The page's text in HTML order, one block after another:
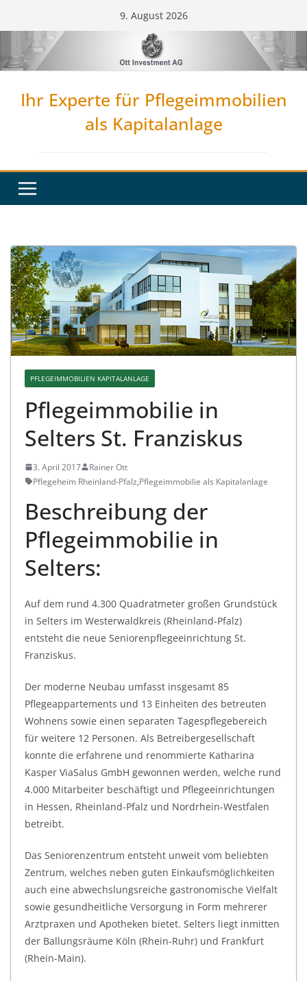
Inhalt
springen
9. August 2026
Ihr Experte für Pflegeimmobilien
als Kapitalanlage
PFLEGEIMMOBILIEN KAPITALANLAGE
Pflegeimmobilie in
Selters St. Franziskus
3. April 2017
Rainer Ott
Pflegeheim Rheinland-Pfalz,Pflegeimmobilie als Kapitalanlage
Beschreibung der
Pflegeimmobilie in
Selters:
Auf dem rund 4.300 Quadratmeter großen Grundstück
in Selters im Westerwaldkreis (Rheinland-Pfalz)
entsteht die neue Seniorenpflegeeinrichtung St.
Franziskus.
Der moderne Neubau umfasst insgesamt 85
Pflegeappartements und 13 Einheiten des betreuten
Wohnens sowie einen separaten Tagespflegebereich
für weitere 12 Personen. Als Betreibergesellschaft
konnte die erfahrene und renommierte Katharina
Kasper ViaSalus GmbH gewonnen werden, welche rund
4.000 Mitarbeiter beschäftigt und Pflegeeinrichtungen
in Hessen, Rheinland-Pfalz und Nordrhein-Westfalen
betreibt.
Das Seniorenzentrum entsteht unweit vom beliebten
Zentrum, welches neben guten Einkaufsmöglichkeiten
auch eine abwechslungsreiche gastronomische Vielfalt
sowie gesundheitliche Versorgung in Form mehrerer
Arztpraxen und Apotheken bietet. Selters liegt inmitten
der Ballungsräume Köln (Rhein-Ruhr) und Frankfurt
(Rhein-Main).